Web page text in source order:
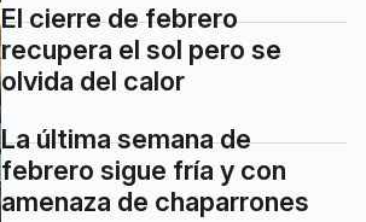
El cierre de febrero
recupera el sol pero se
olvida del calor
La última semana de
febrero sigue fría y con
amenaza de chaparrones